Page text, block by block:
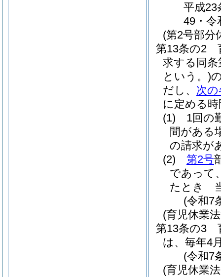
平成23
49・令
(第2号部分
第13条の2
求する同
という。)
だし、 次
に定める
(1)
1回の
間がある
の請求が
(2)
第2号
であって
たとき
(令和7
(育児休業
第13条の3
は、毎年4
(令和7
(育児休業